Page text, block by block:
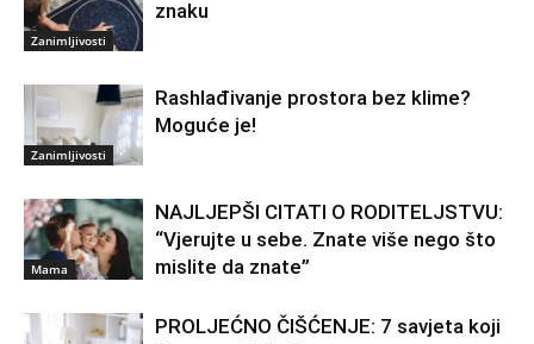
Zanimljivosti
znaku
Zanimljivosti
Rashlađivanje prostora bez klime?
Moguće je!
Mama
NAJLJEPŠI CITATI O RODITELJSTVU:
“Vjerujte u sebe. Znate više nego što
mislite da znate”
PROLJEĆNO ČIŠĆENJE: 7 savjeta koji